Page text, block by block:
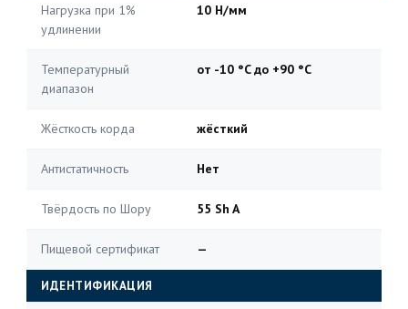
Нагрузка при 1%
удлинении
10 Н/мм
Температурный
диапазон
от -10 °C до +90 °C
Жёсткость корда жёсткий
Антистатичность Нет
Твёрдость по Шору 55 Sh A
Пищевой сертификат —
ИДЕНТИФИКАЦИЯ